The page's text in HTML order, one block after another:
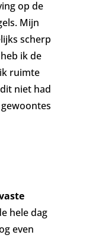
op de
Mijn
scherp
ik de
ruimte
niet had
hele dag
even